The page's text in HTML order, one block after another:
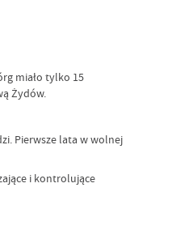
miało tylko 15
Żydów.
Pierwsze lata w wolnej
i kontrolujące